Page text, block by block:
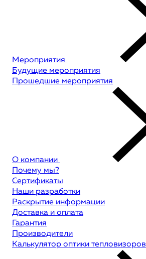
Мероприятия
Будущие мероприятия
Прошедшие мероприятия
О компании
Почему мы?
Сертификаты
Наши разработки
Раскрытие информации
Доставка и оплата
Гарантия
Производители
Калькулятор оптики тепловизоров